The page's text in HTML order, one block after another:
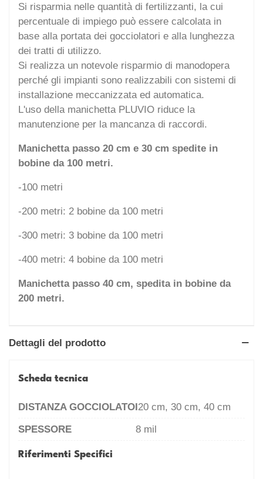
Si risparmia nelle quantità di fertilizzanti, la cui
percentuale di impiego può essere calcolata in
base alla portata dei gocciolatori e alla lunghezza
dei tratti di utilizzo.
Si realizza un notevole risparmio di manodopera
perché gli impianti sono realizzabili con sistemi di
installazione meccanizzata ed automatica.
L'uso della manichetta PLUVIO riduce la
manutenzione per la mancanza di raccordi.
Manichetta passo 20 cm e 30 cm spedite in
bobine da 100 metri.
-100 metri
-200 metri: 2 bobine da 100 metri
-300 metri: 3 bobine da 100 metri
-400 metri: 4 bobine da 100 metri
Manichetta passo 40 cm, spedita in bobine da
200 metri.
Dettagli del prodotto
Scheda tecnica
DISTANZA GOCCIOLATOI20 cm, 30 cm, 40 cm
SPESSORE
8 mil
Riferimenti Specifici